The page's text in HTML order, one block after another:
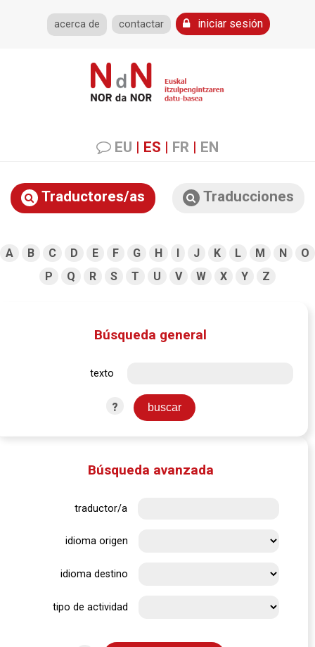
acerca de contactar iniciar sesión
EU | ES | FR | EN
Traductores/as Traducciones
A B C D E F G H I J K L M N
O
P
Q R S T U V W X Y Z
Búsqueda general
texto
?
Búsqueda avanzada
traductor/a
idioma origen
idioma destino
tipo de actividad